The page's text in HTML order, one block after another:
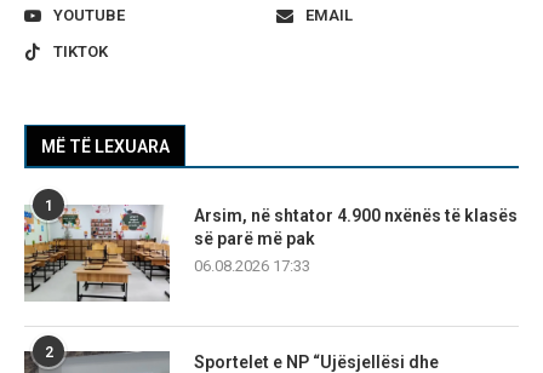
YOUTUBE
EMAIL
TIKTOK
MË TË LEXUARA
1
Arsim, në shtator 4.900 nxënës të klasës
së parë më pak
06.08.2026 17:33
2
Sportelet e NP “Ujësjellësi dhe